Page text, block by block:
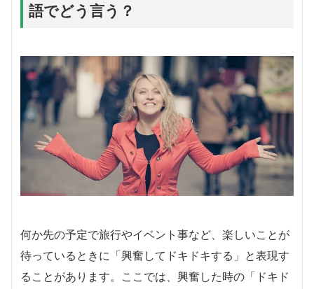
語でどう言う？
何か先の予定で旅行やイベント事など、楽しいことが
待っているときに「興奮してドキドキする」と表現す
ることがあります。ここでは、興奮した時の「ドキド